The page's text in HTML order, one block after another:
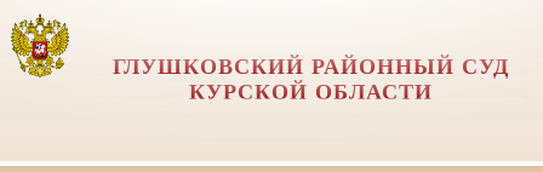
ГЛУШКОВСКИЙ РАЙОННЫЙ СУД
КУРСКОЙ ОБЛАСТИ